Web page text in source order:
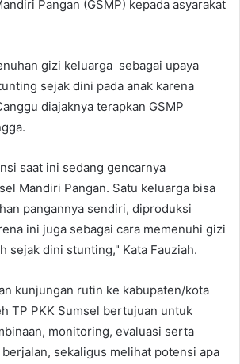
Pangan (GSMP) kepada asyarakat
gizi keluarga sebagai upaya
sejak dini pada anak karena
diajaknya terapkan GSMP
saat ini sedang gencarnya
Mandiri Pangan. Satu keluarga bisa
pangannya sendiri, diproduksi
ini juga sebagai cara memenuhi gizi
sejak dini stunting," Kata Fauziah.
kunjungan rutin ke kabupaten/kota
TP PKK Sumsel bertujuan untuk
monitoring, evaluasi serta
sekaligus melihat potensi apa